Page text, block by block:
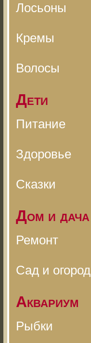
Лосьоны
Кремы
Волосы
Дети
Питание
Здоровье
Сказки
Дом и дача
Ремонт
Сад и огород
Аквариум
Рыбки